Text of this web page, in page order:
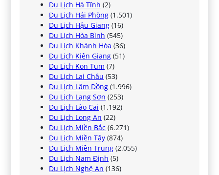
Du Lịch Hà Tĩnh (2)
Du Lịch Hải Phòng (1.501)
Du Lịch Hậu Giang (16)
Du Lịch Hòa Bình (545)
Du Lịch Khánh Hòa (36)
Du Lịch Kiên Giang (51)
Du Lịch Kon Tum (7)
Du Lịch Lai Châu (53)
Du Lịch Lâm Đồng (1.996)
Du Lịch Lạng Sơn (253)
Du Lịch Lào Cai (1.192)
Du Lịch Long An (22)
Du Lịch Miền Bắc (6.271)
Du Lịch Miền Tây (874)
Du Lịch Miền Trung (2.055)
Du Lịch Nam Định (5)
Du Lịch Nghệ An (136)